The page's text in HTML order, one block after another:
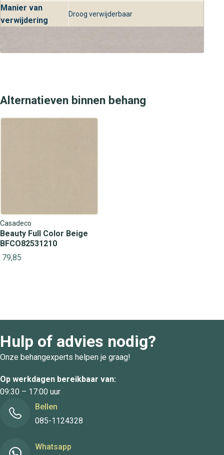
Manier van
verwijdering
Droog verwijderbaar
Alternatieven binnen behang
Casadeco
Beauty Full Color Beige
BFCO82531210
79,85
Hulp of advies nodig?
Onze behangexperts helpen je graag!
Op werkdagen bereikbaar van:
09:30 – 17:00 uur
Bellen
085-1124328
Whatsapp